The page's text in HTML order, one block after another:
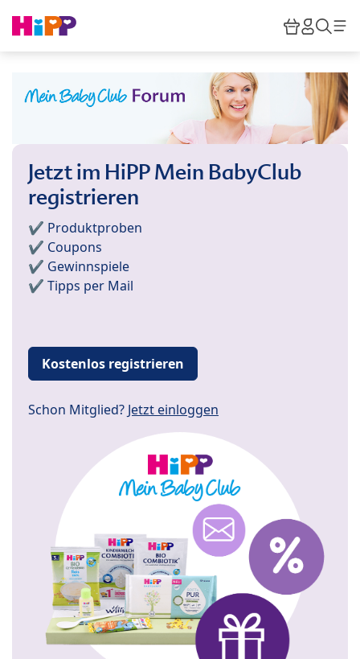
HiPP
Jetzt im HiPP Mein BabyClub
registrieren
✔️ Produktproben
✔️ Coupons
✔️ Gewinnspiele
✔️ Tipps per Mail
Kostenlos registrieren
Schon Mitglied? Jetzt einloggen